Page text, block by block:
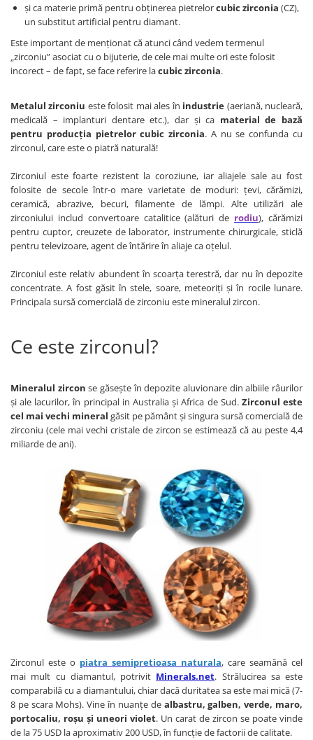
și ca materie primă pentru obținerea pietrelorcubic zirconia (CZ),
un substitut artificial pentru diamant.
Este important de menționat că atunci când vedem termenul
„zirconiu” asociat cu o bijuterie, de cele mai multe ori este folosit
incorect – de fapt, se face referire lacubic zirconia.
Metalul zirconiu estefolosit mai ales în industrie (aeriană, nucleară,
medicală – implanturi dentare etc.), dar și ca material de bază
pentru producția pietrelor cubic zirconia. A nu se confunda cu
zirconul, care este o piatră naturală!
Zirconiul este foarte rezistent la coroziune, iar aliajele sale au fost
folosite de secole într-o mare varietate de moduri: țevi, cărămizi,
ceramică, abrazive, becuri, filamente de lămpi. Alte utilizări ale
zirconiului includ convertoare catalitice (alături de rodiu), cărămizi
pentru cuptor, creuzete de laborator, instrumente chirurgicale, sticlă
pentru televizoare, agent de întărire în aliaje ca oțelul.
Zirconiul este relativ abundent în scoarța terestră, dar nu în depozite
concentrate. A fost găsit în stele, soare, meteoriți și în rocile lunare.
Principala sursă comercială de zirconiu este mineralul zircon.
Ce este zirconul?
Mineralul zircon se găsește în depozite aluvionare din albiile râurilor
și ale lacurilor, în principal in Australia și Africa de Sud. Zirconul este
cel mai vechi mineral găsit pe pământ șisingura sursă comercială de
zirconiu (cele mai vechi cristale de zircon se estimează că au peste 4,4
miliarde de ani).
Zirconul este o piatra semipretioasa naturala, care seamănă cel
mai mult cu diamantul, potrivit Minerals.net. Strălucirea sa este
comparabilă cu a diamantului, chiar dacă duritatea sa este mai mică (7-
8 pe scara Mohs). Vine în nuanțe de albastru, galben, verde, maro,
portocaliu, roșu și uneori violet. Un carat de zircon se poate vinde
de la 75 USD la aproximativ 200 USD, în funcție de factorii de calitate.